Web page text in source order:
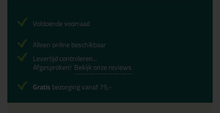
Voldoende voorraad
Alleen online beschikbaar
Levertijd controleren...
Afgesproken! Bekijk onze reviews
Gratisbezorging vanaf 75,-